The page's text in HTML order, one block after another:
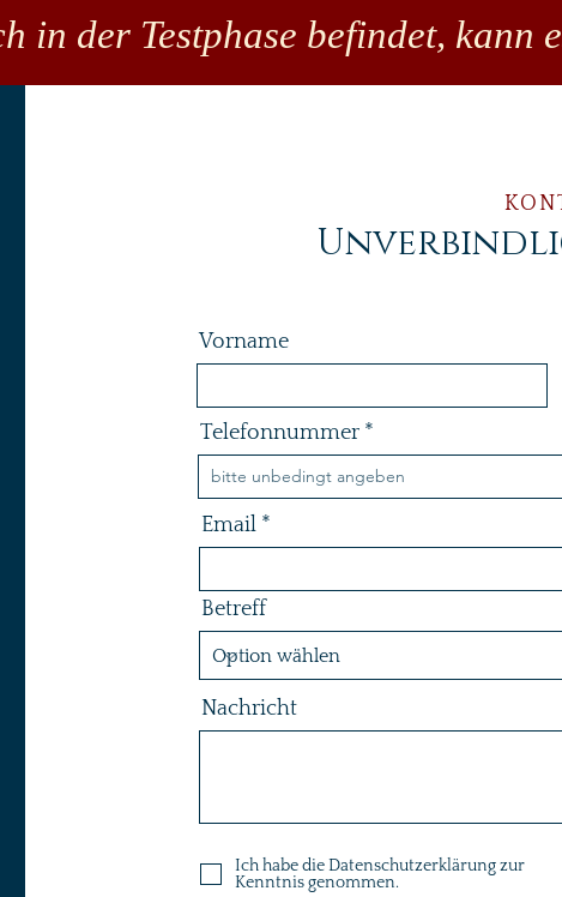
in der Testphase befindet,
Vorname
Telefonnummer
Email
Betreff
Nachricht
Ich habe die Datenschutzerklärung zur
Kenntnis genommen.